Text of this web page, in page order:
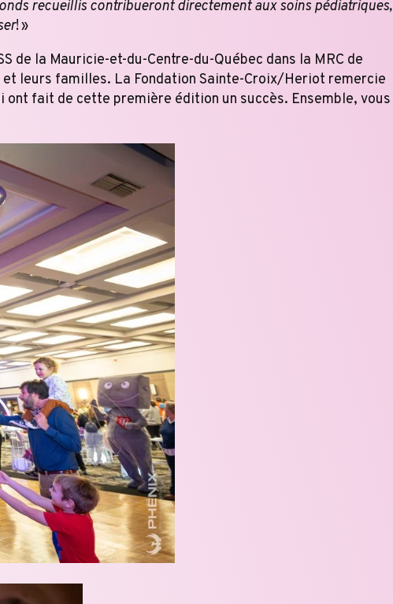
recueillis contribueront directement aux soins pédiatriques,
! »
de la Mauricie-et-du-Centre-du-Québec dans la MRC de
leurs familles. La Fondation Sainte-Croix/Heriot remercie
fait de cette première édition un succès. Ensemble, vous